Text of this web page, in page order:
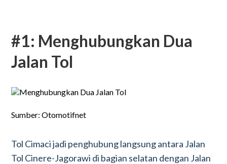
#1: Menghubungkan Dua
Jalan Tol
Sumber: Otomotifnet
Tol Cimaci jadi penghubung langsung antara Jalan
Tol Cinere-Jagorawi di bagian selatan dengan Jalan